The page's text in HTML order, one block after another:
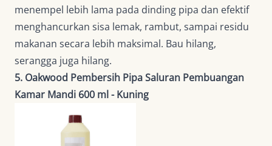
menempel lebih lama pada dinding pipa dan efektif
menghancurkan sisa lemak, rambut, sampai residu
makanan secara lebih maksimal. Bau hilang,
serangga juga hilang.
5. Oakwood Pembersih Pipa Saluran Pembuangan
Kamar Mandi 600 ml - Kuning